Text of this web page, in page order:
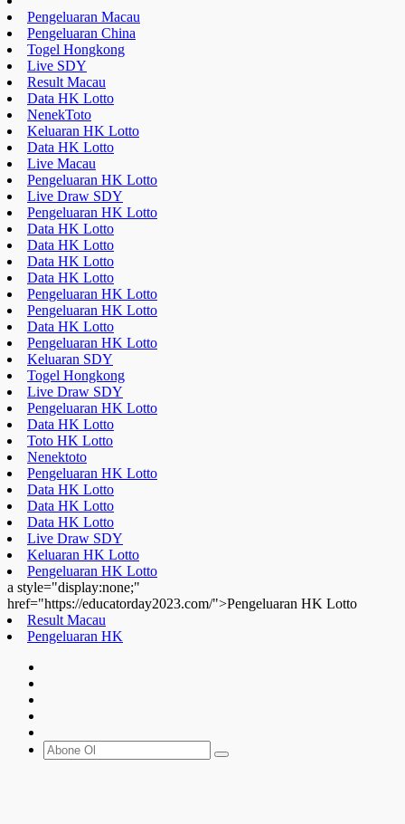
Data HK Lotto
Live Macau
Pengeluaran HK Lotto
Live Draw SDY
Pengeluaran HK Lotto
Data HK Lotto
Data HK Lotto
Data HK Lotto
Data HK Lotto
Pengeluaran HK Lotto
Pengeluaran HK Lotto
Data HK Lotto
Pengeluaran HK Lotto
Keluaran SDY
Togel Hongkong
Live Draw SDY
Pengeluaran HK Lotto
Data HK Lotto
Toto HK Lotto
Nenektoto
Pengeluaran HK Lotto
Data HK Lotto
Data HK Lotto
Data HK Lotto
Live Draw SDY
Keluaran HK Lotto
Pengeluaran HK Lotto
a style="display:none;"
href="https://educatorday2023.com/">Pengeluaran HK Lotto
Result Macau
Pengeluaran HK